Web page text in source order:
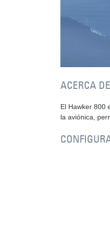
ACERCA
El Hawker 800
la aviónica,